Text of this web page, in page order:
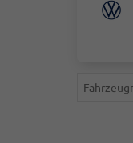
Fahrzeugnr.